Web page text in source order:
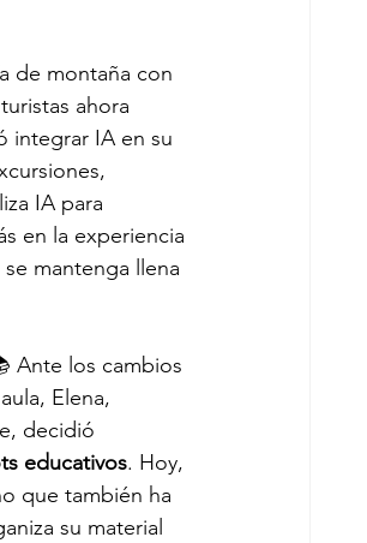
montaña con
ahora
integrar IA en su
IA para
en la experiencia
mantenga llena
Ante los cambios
Elena,
decidió
educativos. Hoy,
que también ha
su material